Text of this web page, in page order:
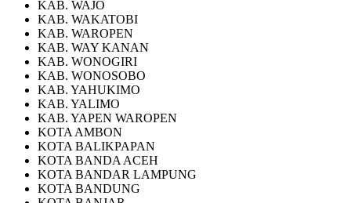
KAB. WAJO
KAB. WAKATOBI
KAB. WAROPEN
KAB. WAY KANAN
KAB. WONOGIRI
KAB. WONOSOBO
KAB. YAHUKIMO
KAB. YALIMO
KAB. YAPEN WAROPEN
KOTA AMBON
KOTA BALIKPAPAN
KOTA BANDA ACEH
KOTA BANDAR LAMPUNG
KOTA BANDUNG